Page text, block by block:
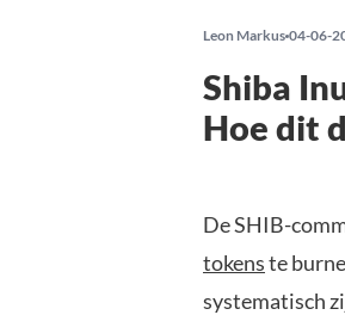
Leon Markus 04-06-
Shiba
Hoe dit
De SHIB-
tokenste
systematisch